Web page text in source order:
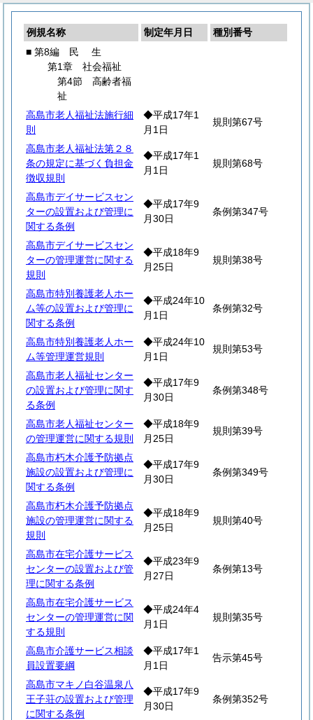
例規名称 制定年月日
種別番号
■ 第8編
民 生
第1章 社会福祉
第4節 高齢者福
祉
高島市老人福祉法施行細
則
◆平成17年1
月1日
規則第67号
高島市老人福祉法第２８
条の規定に基づく負担金
徴収規則
◆平成17年1
月1日
規則第68号
高島市デイサービスセン
ターの設置および管理に
関する条例
◆平成17年9
月30日
条例第347号
高島市デイサービスセン
ターの管理運営に関する
規則
◆平成18年9
月25日
規則第38号
高島市特別養護老人ホー
ム等の設置および管理に
関する条例
◆平成24年10
月1日
条例第32号
高島市特別養護老人ホー
ム等管理運営規則
◆平成24年10
月1日
規則第53号
高島市老人福祉センター
の設置および管理に関す
る条例
◆平成17年9
月30日
条例第348号
高島市老人福祉センター
の管理運営に関する規則
◆平成18年9
月25日
規則第39号
高島市朽木介護予防拠点
施設の設置および管理に
関する条例
◆平成17年9
月30日
条例第349号
高島市朽木介護予防拠点
施設の管理運営に関する
規則
◆平成18年9
月25日
規則第40号
高島市在宅介護サービス
センターの設置および管
理に関する条例
◆平成23年9
月27日
条例第13号
高島市在宅介護サービス
センターの管理運営に関
する規則
◆平成24年4
月1日
規則第35号
高島市介護サービス相談
員設置要綱
◆平成17年1
月1日
告示第45号
高島市マキノ白谷温泉八
王子荘の設置および管理
に関する条例
◆平成17年9
月30日
条例第352号